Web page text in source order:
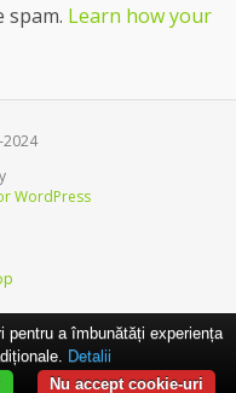
spam. Learn how your
WordPress
pentru a îmbunătăți experiența
Detalii
Nu accept cookie-uri